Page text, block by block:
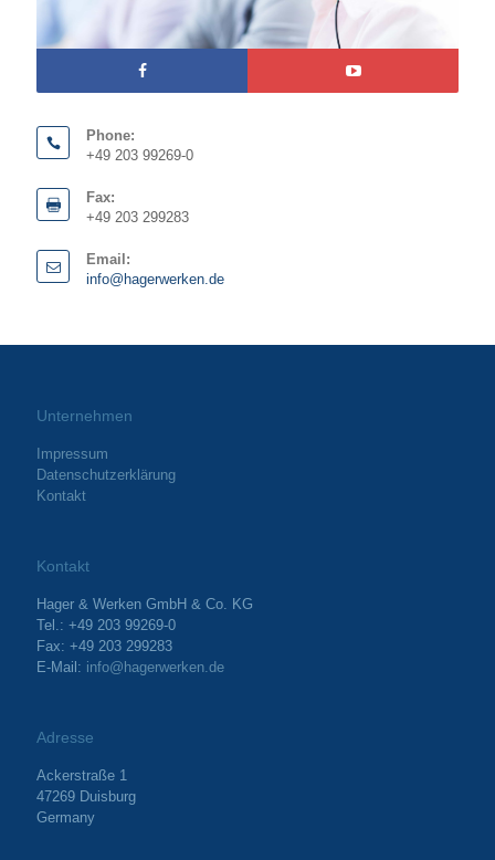
Phone:
+49 203 99269-0
Fax:
+49 203 299283
Email:
info@hagerwerken.de
Unternehmen
Impressum
Datenschutzerklärung
Kontakt
Kontakt
Hager & Werken GmbH & Co. KG
Tel.: +49 203 99269-0
Fax: +49 203 299283
E-Mail: info@hagerwerken.de
Adresse
Ackerstraße 1
47269 Duisburg
Germany